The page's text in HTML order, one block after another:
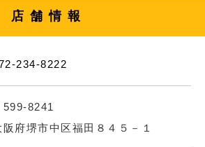
店舗情報
234-8222
599-8241
阪府堺市中区福田８４５－１